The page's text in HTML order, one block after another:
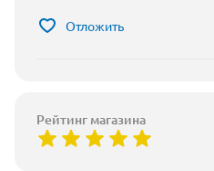
Отложить
Рейтинг магазина